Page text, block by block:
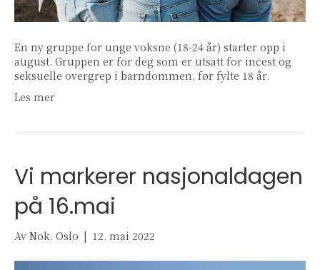
En ny gruppe for unge voksne (18-24 år) starter opp i
august. Gruppen er for deg som er utsatt for incest og
seksuelle overgrep i barndommen, før fylte 18 år.
Les mer
Vi markerer nasjonaldagen
på 16.mai
Av Nok. Oslo | 12. mai 2022